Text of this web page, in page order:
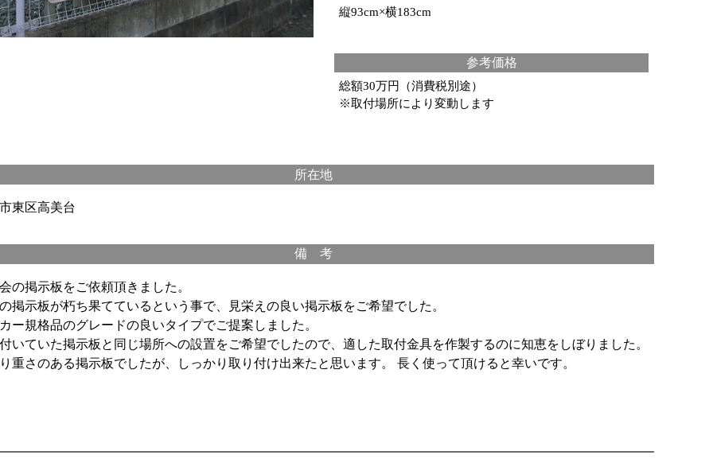
縦93cm×横183cm
参考価格
総額30万円（消費税別途）
※取付場所により変動します
所在地
東区高美台
備 考
の掲示板をご依頼頂きました。
掲示板が朽ち果てているという事で、見栄えの良い掲示板をご希望でした。
ー規格品のグレードの良いタイプでご提案しました。
いていた掲示板と同じ場所への設置をご希望でしたので、適した取付金具を作製するのに知恵をしぼりました。
重さのある掲示板でしたが、しっかり取り付け出来たと思います。 長く使って頂けると幸いです。